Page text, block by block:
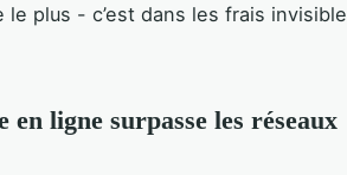
le plus - c’est dans les frais
en ligne surpasse les réseaux